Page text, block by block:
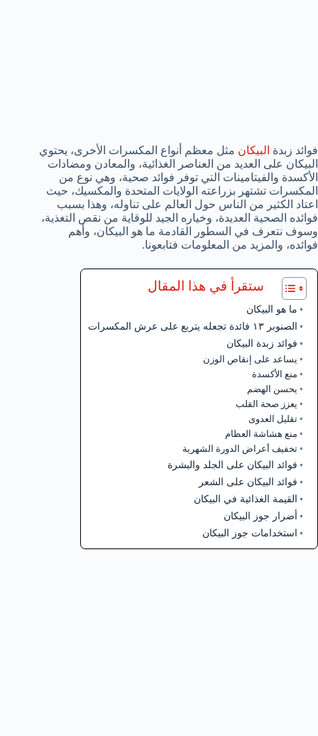
فوائد زبدة البيكان مثل معظم أنواع المكسرات الأخرى، يحتوي
البيكان على العديد من العناصر الغذائية، والمعادن ومضادات
الأكسدة والفيتامينات التي توفر فوائد صحية، وهي نوع من
المكسرات تشتهر بزراعته الولايات المتحدة والمكسيك، حيث
اعتاد الكثير من الناس حول العالم على تناوله، وهذا بسبب
فوائده الصحية العديدة، وخياره الجيد للوقاية من نقص التغذية،
وسوف نتعرف في السطور القادمة ما هو البيكان، وأهم
فوائده، والمزيد من المعلومات فتابعونا.
ستقرأ في هذا المقال
ما هو البيكان
الصنوبر ١٣ فائدة تجعله يتربع على عرش المكسرات
فوائد زبدة البيكان
يساعد على إنقاص الوزن
منع الأكسدة
يحسن الهضم
يعزز صحة القلب
تقليل العدوى
منع هشاشة العظام
تخفيف أعراض الدورة الشهرية
فوائد البيكان على الجلد والبشرة
فوائد البيكان على الشعر
القيمة الغذائية في البيكان
أضرار جوز البيكان
استخدامات جوز البيكان